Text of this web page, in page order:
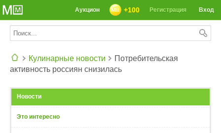
Вход
Регистрация
+100
Аукцион
Кулинарные новости
Потребительская
активность россиян снизилась
Новости
Это интересно